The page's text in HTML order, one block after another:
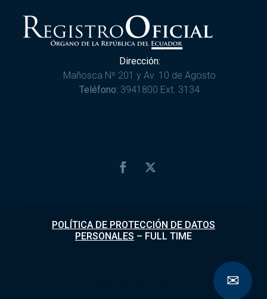
Dirección:
Mañosca Nº 201 y Av. 10 de Agosto
Teléfono: 3941800 Ext. 3134
POLÍTICA DE PROTECCIÓN DE DATOS
PERSONALES – FULL TIME
✉